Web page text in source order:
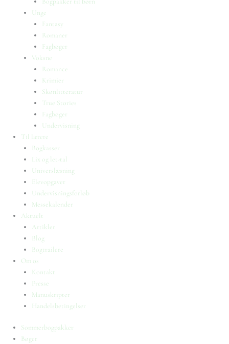
Unge
Fantasy
Romaner
Fagbøger
Voksne
Romance
Krimier
Skønlitteratur
True Stories
Fagbøger
Undervisning
Til lærere
Bogkasser
Lix og let-tal
Universlæsning
Elevopgaver
Undervisningsforløb
Messekalender
Aktuelt
Artikler
Blog
Bogtrailere
Om os
Kontakt
Presse
Manuskripter
Handelsbetingelser
Sommerbogpakker
Bøger